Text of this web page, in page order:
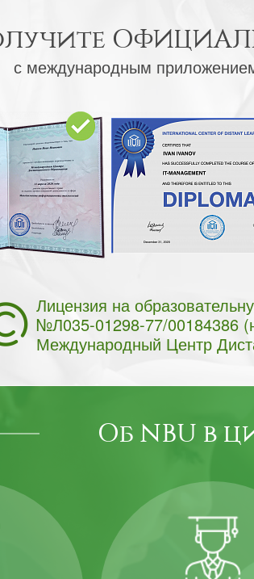
с международным
Лицензия на
№Л035-01298-77/00184386
Международный Центр
Об NBU в